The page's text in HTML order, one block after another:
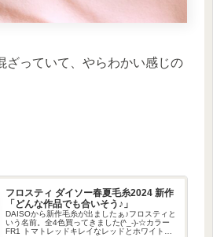
ざっていて、やらわかい感じの
フロスティ ダイソー春夏毛糸2024 新作
「どんな作品でも合いそう♪」
DAISOから新作毛糸が出ましたぁ♪フロスティと
いう名前。全4色買ってきました(^_-)-☆カラー
FR1 トマトレッドキレイなレッドとホワイトが